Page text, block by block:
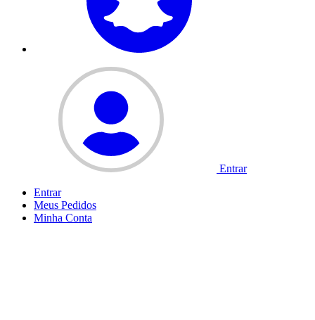
Entrar
Entrar
Meus Pedidos
Minha Conta